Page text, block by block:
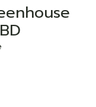
ADD TO WISHLIST